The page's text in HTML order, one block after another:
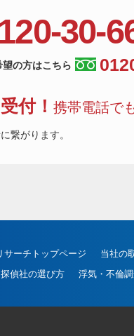
30-
の方はこちら
付！ 携帯電話で
繋がります。
サーチトップページ 当社の
探偵社の選び方 浮気・不倫